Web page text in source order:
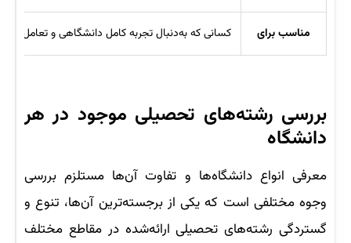
مناسب برای کسانی که به‌دنبال تجربه کامل دانشگاهی و تعامل
بررسی رشته‌های تحصیلی موجود در هر
دانشگاه
معرفی انواع دانشگاه‌‌ها و تفاوت آن‌‌ها مستلزم بررسی
وجوه مختلفی است که یکی از برجسته‌ترین آن‌ها، تنوع و
گستردگی رشته‌های تحصیلی ارائه‌شده در مقاطع مختلف